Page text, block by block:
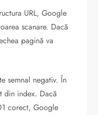
URL, Google
scanare. Dacă
pagină va
semnal negativ. În
din index. Dacă
corect, Google